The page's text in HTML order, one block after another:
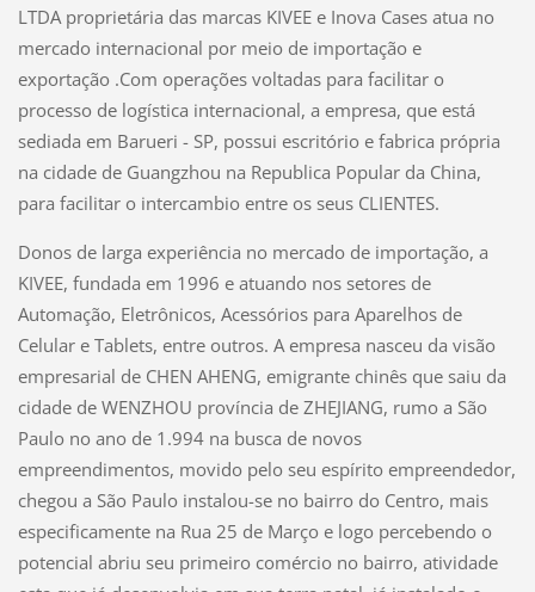
LTDA proprietária das marcas KIVEE e Inova Cases atua no
mercado internacional por meio de importação e
exportação .Com operações voltadas para facilitar o
processo de logística internacional, a empresa, que está
sediada em Barueri - SP, possui escritório e fabrica própria
na cidade de Guangzhou na Republica Popular da China,
para facilitar o intercambio entre os seus CLIENTES.
Donos de larga experiência no mercado de importação, a
KIVEE, fundada em 1996 e atuando nos setores de
Automação, Eletrônicos, Acessórios para Aparelhos de
Celular e Tablets, entre outros. A empresa nasceu da visão
empresarial de CHEN AHENG, emigrante chinês que saiu da
cidade de WENZHOU província de ZHEJIANG, rumo a São
Paulo no ano de 1.994 na busca de novos
empreendimentos, movido pelo seu espírito empreendedor,
chegou a São Paulo instalou-se no bairro do Centro, mais
especificamente na Rua 25 de Março e logo percebendo o
potencial abriu seu primeiro comércio no bairro, atividade